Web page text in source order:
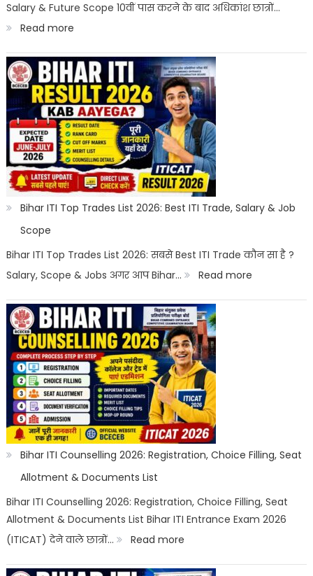
Career
Salary & Future Scope 10वीं पास करने के बाद अधिकांश छात्रों…
Read more:
Best
Courses
After
10th
With
Salary
2026
|
Career
Options
Bihar ITI Top Trades List 2026: Best ITI Trade, Salary & Job
Scope
Bihar ITI Top Trades List 2026: सबसे Best ITI Trade कौन सा है ?
Salary, Scope & Jobs अगर आप Bihar…
Read more:
Bihar
ITI
Salary
&
Scope
Bihar ITI Counselling 2026: Registration, Choice Filling, Seat
Allotment & Documents List
Bihar ITI Counselling 2026: Registration, Choice Filling, Seat
Allotment & Documents List Bihar ITI Entrance Exam 2026
(ITICAT) देने वाले छात्रों…
Read more:
Bihar